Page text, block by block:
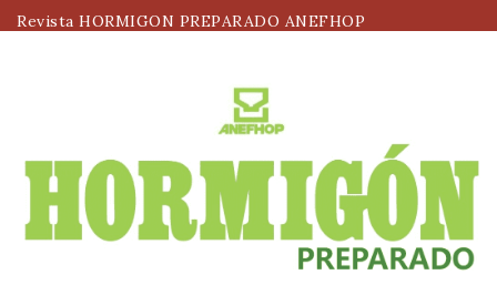
Revista HORMIGON PREPARADO ANEFHOP